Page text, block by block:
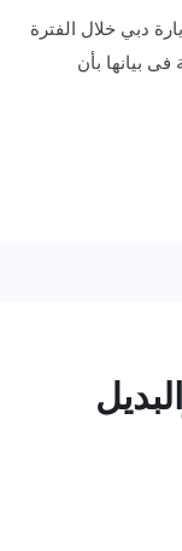
دبي خلال الفترة
لــ زيارة دبي 2017 وأشارت الشركة فى بيانها بأن